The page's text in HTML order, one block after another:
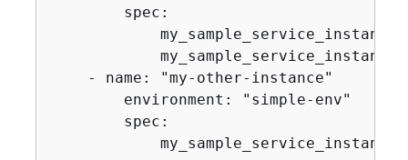
        spec:
    - name: "my-other-instance"
        environment: "simple-env"
        spec: